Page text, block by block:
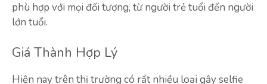
phù hợp với mọi đối tượng, từ người trẻ tuổi đến người
lớn tuổi.
Giá Thành Hợp Lý
Hiện nay trên thị trường có rất nhiều loại gậy selfie